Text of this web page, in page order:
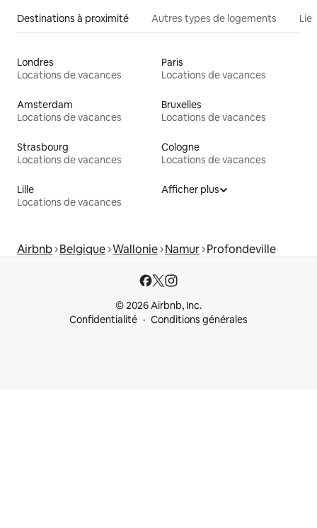
Destinations à proximité Autres types de logements
Londres
Locations de vacances
Paris
Locations de vacances
Amsterdam
Locations de vacances
Bruxelles
Locations de vacances
Strasbourg
Locations de vacances
Cologne
Locations de vacances
Lille
Locations de vacances
Afficher plus
Airbnb Belgique Wallonie Namur Profondeville
© 2026 Airbnb, Inc.
Confidentialité
Conditions générales